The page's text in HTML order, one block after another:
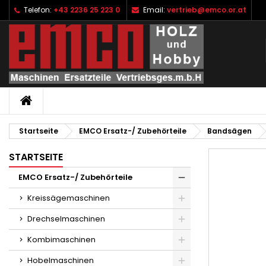
Telefon: +43 2236 25 223 0 Email: vertrieb@emco.or.at
STARTSEITE
Startseite EMCO Ersatz-/ Zubehörteile Bandsägen
STARTSEITE
EMCO Ersatz-/ Zubehörteile
Kreissägemaschinen
Drechselmaschinen
Kombimaschinen
Hobelmaschinen